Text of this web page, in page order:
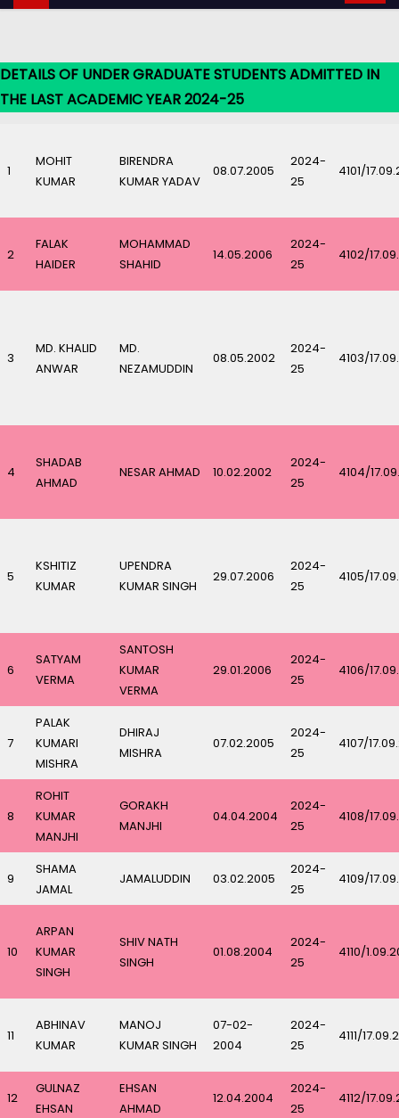
DETAILS OF UNDER GRADUATE STUDENTS ADMITTED IN
THE LAST ACADEMIC YEAR 2024-25
1
MOHIT
KUMAR
BIRENDRA
KUMAR YADAV
08.07.2005
2024-
25
4101/
2
FALAK
HAIDER
MOHAMMAD
SHAHID
14.05.2006
2024-
25
4102/
3
MD. KHALID
ANWAR
MD.
NEZAMUDDIN
08.05.2002
2024-
25
4103/
4
SHADAB
AHMAD
NESAR AHMAD 10.02.2002
2024-
25
4104/
5
KSHITIZ
KUMAR
UPENDRA
KUMAR SINGH
29.07.2006
2024-
25
4105/
6
SATYAM
VERMA
SANTOSH
KUMAR
VERMA
29.01.2006
2024-
25
4106/
7
PALAK
KUMARI
MISHRA
DHIRAJ
MISHRA
07.02.2005
2024-
25
4107/
8
ROHIT
KUMAR
MANJHI
GORAKH
MANJHI
04.04.2004
2024-
25
4108/
9
SHAMA
JAMAL
JAMALUDDIN 03.02.2005
2024-
25
4109/
10
ARPAN
KUMAR
SINGH
SHIV NATH
SINGH
01.08.2004
2024-
25
4110/
11
ABHINAV
KUMAR
MANOJ
KUMAR SINGH
07-02-
2004
2024-
25
4111/
12
GULNAZ
EHSAN
EHSAN
AHMAD
12.04.2004
2024-
25
4112/